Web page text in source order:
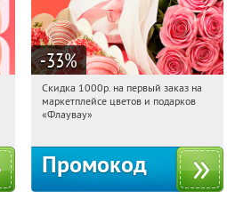
-33%
05:09:43 Получили:
Россия
Скидка 1000р. на первый заказ на
маркетплейсе цветов и подарков
«Флаувау»
Промокод